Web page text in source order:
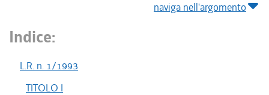
naviga nell'argomento
Indice:
L.R. n. 1/1993
TITOLO I